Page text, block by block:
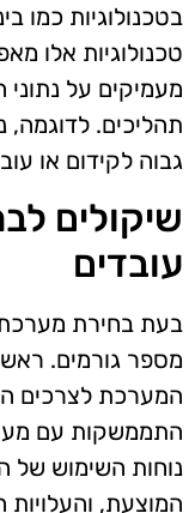
בטכנולוגיות כמו
טכנולוגיות אלו
מעמיקים על נתוני
תהליכים. לדוגמה,
גבוה לקידום או
שיקולים
עובדים
בעת בחירת מערכת
מספר גורמים.
המערכת לצרכים
התממשקות עם
נוחות השימוש
המוצעת,